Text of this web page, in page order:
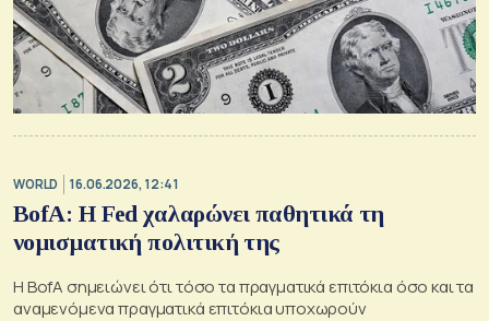
WORLD 16.06.2026, 12:41
BofA: Η Fed χαλαρώνει παθητικά τη
νομισματική πολιτική της
Η BofA σημειώνει ότι τόσο τα πραγματικά επιτόκια όσο και τα
αναμενόμενα πραγματικά επιτόκια υποχωρούν